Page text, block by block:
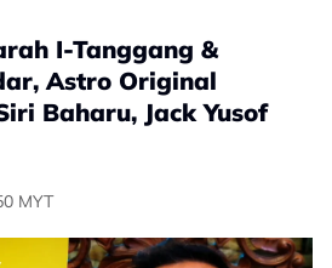
I-Tanggang &
Astro Original
Baharu, Jack Yusof
MYT